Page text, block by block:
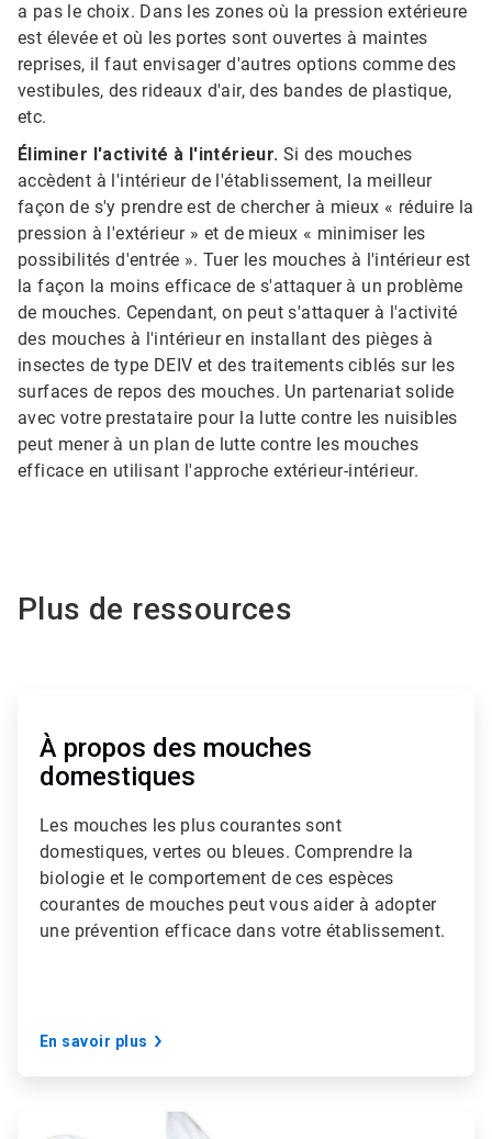
a pas le choix. Dans les zones où la pression extérieure
est élevée et où les portes sont ouvertes à maintes
reprises, il faut envisager d'autres options comme des
vestibules, des rideaux d'air, des bandes de plastique,
etc.
Éliminer l'activité à l'intérieur. Si des mouches
accèdent à l'intérieur de l'établissement, la meilleur
façon de s'y prendre est de chercher à mieux « réduire la
pression à l'extérieur » et de mieux « minimiser les
possibilités d'entrée ». Tuer les mouches à l'intérieur est
la façon la moins efficace de s'attaquer à un problème
de mouches. Cependant, on peut s'attaquer à l'activité
des mouches à l'intérieur en installant des pièges à
insectes de type DEIV et des traitements ciblés sur les
surfaces de repos des mouches. Un partenariat solide
avec votre prestataire pour la lutte contre les nuisibles
peut mener à un plan de lutte contre les mouches
efficace en utilisant l'approche extérieur-intérieur.
Plus de ressources
À propos des mouches
domestiques
Les mouches les plus courantes sont
domestiques, vertes ou bleues. Comprendre la
biologie et le comportement de ces espèces
courantes de mouches peut vous aider à adopter
une prévention efficace dans votre établissement.
En savoir plus